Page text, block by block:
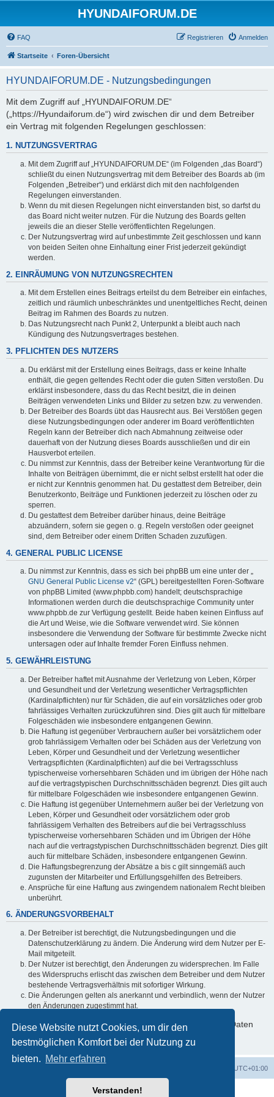
Diese Website nutzt Cookies, um dir den
bestmöglichen Komfort bei der Nutzung zu
bieten. Mehr erfahren
Verstanden!
HYUNDAIFORUM.DE
FAQ Anmelden
Registrieren
Startseite Foren-Übersicht
HYUNDAIFORUM.DE - Nutzungsbedingungen
Mit dem Zugriff auf „HYUNDAIFORUM.DE“
(„https://Hyundaiforum.de“) wird zwischen dir und dem Betreiber
ein Vertrag mit folgenden Regelungen geschlossen:
1. NUTZUNGSVERTRAG
Mit dem Zugriff auf „HYUNDAIFORUM.DE“ (im Folgenden „das Board“)
schließt du einen Nutzungsvertrag mit dem Betreiber des Boards ab (im
Folgenden „Betreiber“) und erklärst dich mit den nachfolgenden
Regelungen einverstanden.
Wenn du mit diesen Regelungen nicht einverstanden bist, so darfst du
das Board nicht weiter nutzen. Für die Nutzung des Boards gelten
jeweils die an dieser Stelle veröffentlichten Regelungen.
Der Nutzungsvertrag wird auf unbestimmte Zeit geschlossen und kann
von beiden Seiten ohne Einhaltung einer Frist jederzeit gekündigt
werden.
2. EINRÄUMUNG VON NUTZUNGSRECHTEN
Mit dem Erstellen eines Beitrags erteilst du dem Betreiber ein einfaches,
zeitlich und räumlich unbeschränktes und unentgeltliches Recht, deinen
Beitrag im Rahmen des Boards zu nutzen.
Das Nutzungsrecht nach Punkt 2, Unterpunkt a bleibt auch nach
Kündigung des Nutzungsvertrages bestehen.
3. PFLICHTEN DES NUTZERS
Du erklärst mit der Erstellung eines Beitrags, dass er keine Inhalte
enthält, die gegen geltendes Recht oder die guten Sitten verstoßen. Du
erklärst insbesondere, dass du das Recht besitzt, die in deinen
Beiträgen verwendeten Links und Bilder zu setzen bzw. zu verwenden.
Der Betreiber des Boards übt das Hausrecht aus. Bei Verstößen gegen
diese Nutzungsbedingungen oder anderer im Board veröffentlichten
Regeln kann der Betreiber dich nach Abmahnung zeitweise oder
dauerhaft von der Nutzung dieses Boards ausschließen und dir ein
Hausverbot erteilen.
Du nimmst zur Kenntnis, dass der Betreiber keine Verantwortung für die
Inhalte von Beiträgen übernimmt, die er nicht selbst erstellt hat oder die
er nicht zur Kenntnis genommen hat. Du gestattest dem Betreiber, dein
Benutzerkonto, Beiträge und Funktionen jederzeit zu löschen oder zu
sperren.
Du gestattest dem Betreiber darüber hinaus, deine Beiträge
abzuändern, sofern sie gegen o. g. Regeln verstoßen oder geeignet
sind, dem Betreiber oder einem Dritten Schaden zuzufügen.
4. GENERAL PUBLIC LICENSE
Du nimmst zur Kenntnis, dass es sich bei phpBB um eine unter der „
GNU General Public License v2“ (GPL) bereitgestellten Foren-Software
von phpBB Limited (www.phpbb.com) handelt; deutschsprachige
Informationen werden durch die deutschsprachige Community unter
www.phpbb.de zur Verfügung gestellt. Beide haben keinen Einfluss auf
die Art und Weise, wie die Software verwendet wird. Sie können
insbesondere die Verwendung der Software für bestimmte Zwecke nicht
untersagen oder auf Inhalte fremder Foren Einfluss nehmen.
5. GEWÄHRLEISTUNG
Der Betreiber haftet mit Ausnahme der Verletzung von Leben, Körper
und Gesundheit und der Verletzung wesentlicher Vertragspflichten
(Kardinalpflichten) nur für Schäden, die auf ein vorsätzliches oder grob
fahrlässiges Verhalten zurückzuführen sind. Dies gilt auch für mittelbare
Folgeschäden wie insbesondere entgangenen Gewinn.
Die Haftung ist gegenüber Verbrauchern außer bei vorsätzlichem oder
grob fahrlässigem Verhalten oder bei Schäden aus der Verletzung von
Leben, Körper und Gesundheit und der Verletzung wesentlicher
Vertragspflichten (Kardinalpflichten) auf die bei Vertragsschluss
typischerweise vorhersehbaren Schäden und im übrigen der Höhe nach
auf die vertragstypischen Durchschnittsschäden begrenzt. Dies gilt auch
für mittelbare Folgeschäden wie insbesondere entgangenen Gewinn.
Die Haftung ist gegenüber Unternehmern außer bei der Verletzung von
Leben, Körper und Gesundheit oder vorsätzlichem oder grob
fahrlässigem Verhalten des Betreibers auf die bei Vertragsschluss
typischerweise vorhersehbaren Schäden und im Übrigen der Höhe
nach auf die vertragstypischen Durchschnittsschäden begrenzt. Dies gilt
auch für mittelbare Schäden, insbesondere entgangenen Gewinn.
Die Haftungsbegrenzung der Absätze a bis c gilt sinngemäß auch
zugunsten der Mitarbeiter und Erfüllungsgehilfen des Betreibers.
Ansprüche für eine Haftung aus zwingendem nationalem Recht bleiben
unberührt.
6. ÄNDERUNGSVORBEHALT
Der Betreiber ist berechtigt, die Nutzungsbedingungen und die
Datenschutzerklärung zu ändern. Die Änderung wird dem Nutzer per E-
Mail mitgeteilt.
Der Nutzer ist berechtigt, den Änderungen zu widersprechen. Im Falle
des Widerspruchs erlischt das zwischen dem Betreiber und dem Nutzer
bestehende Vertragsverhältnis mit sofortiger Wirkung.
Die Änderungen gelten als anerkannt und verbindlich, wenn der Nutzer
den Änderungen zugestimmt hat.
Informationen über den Umgang mit deinen persönlichen Daten
sind in der Datenschutzerklärung enthalten.
UTC+01:00
Powered byphpBB® Forum Software © phpBB Limited